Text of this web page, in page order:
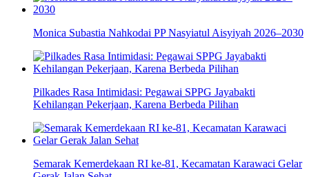
Monica Subastia Nahkodai PP Nasyiatul Aisyiyah 2026–2030
Pilkades Rasa Intimidasi: Pegawai SPPG Jayabakti
Kehilangan Pekerjaan, Karena Berbeda Pilihan
Semarak Kemerdekaan RI ke-81, Kecamatan Karawaci Gelar